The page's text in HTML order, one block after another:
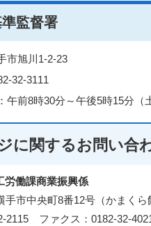
監督署
市旭川1-2-23
32-3111
午前8時30分～午後5時15分（
に関するお問い合
労働課商業振興係
市中央町8番12号（かまくら
2115 ファクス：0182-32-